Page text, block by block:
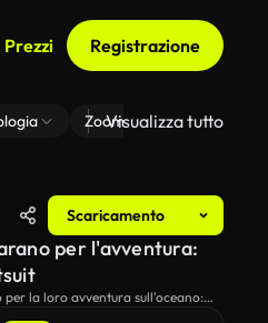
Prezzi Registrazione
Zoom Di Sfondo Virtuale
Visualizza tutto
Scaricamento
per l'avventura:
per la loro avventura sull'oceano: